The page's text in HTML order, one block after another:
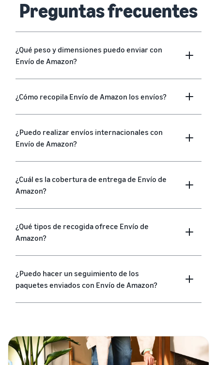
Preguntas frecuentes
¿Qué peso y dimensiones puedo enviar con
Envío de Amazon?
¿Cómo recopila Envío de Amazon los envíos?
¿Puedo realizar envíos internacionales con
Envío de Amazon?
¿Cuál es la cobertura de entrega de Envío de
Amazon?
¿Qué tipos de recogida ofrece Envío de
Amazon?
¿Puedo hacer un seguimiento de los
paquetes enviados con Envío de Amazon?